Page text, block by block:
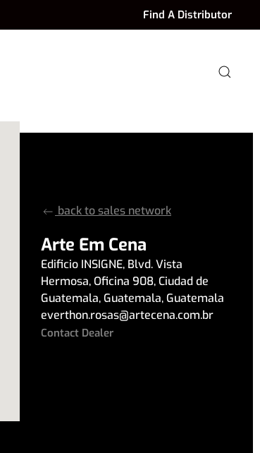
Find A Distributor
back to sales network
Arte Em Cena
Edificio INSIGNE, Blvd. Vista
Hermosa,Oficina 908,Ciudad de
Guatemala,Guatemala,Guatemala
everthon.rosas@artecena.com.br
Contact Dealer